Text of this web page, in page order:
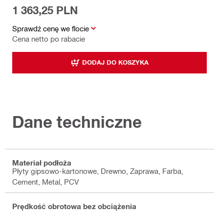
Sprawdź cenę we flocie
Cena netto po rabacie
1 363,25 PLN
DODAJ DO KOSZYKA
Dane techniczne
Materiał podłoża
Płyty gipsowo-kartonowe, Drewno, Zaprawa, Farba,
Cement, Metal, PCV
Prędkość obrotowa bez obciążenia